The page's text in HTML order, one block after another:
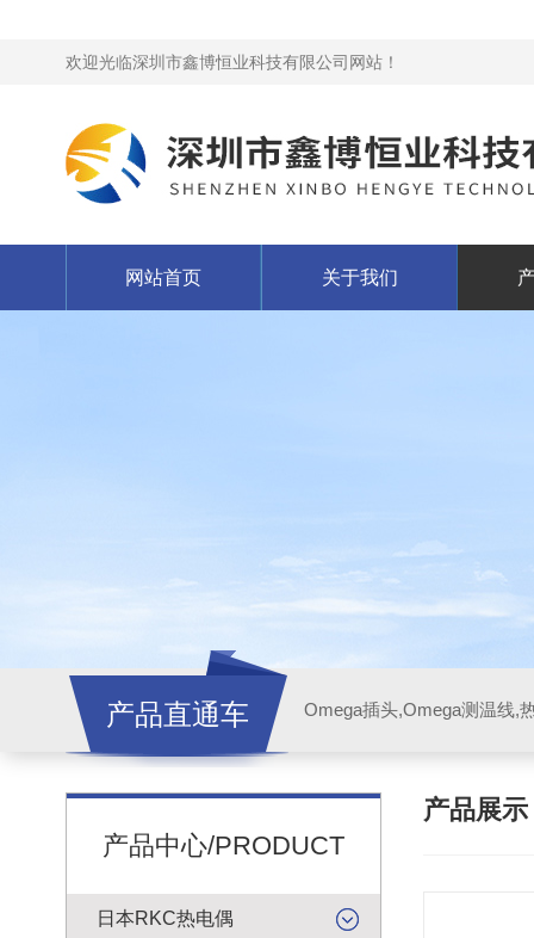
欢迎光临深圳市鑫博恒业科技有限公司网站！
网站首页 关于我们
产品直通车
产品中心/PRODUCT
日本RKC热电偶
产品展示